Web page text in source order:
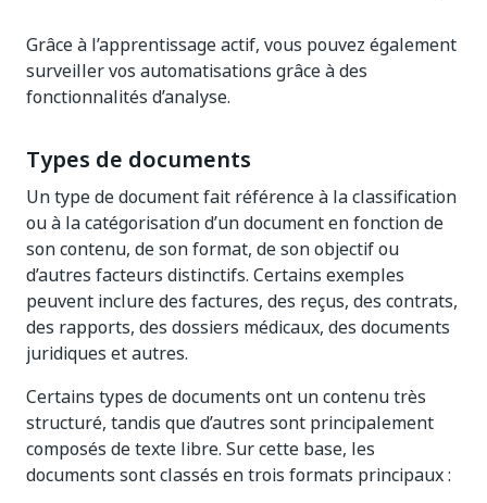
Grâce à l’apprentissage actif, vous pouvez également
surveiller vos automatisations grâce à des
fonctionnalités d’analyse.
Types de documents
Un type de document fait référence à la classification
ou à la catégorisation d’un document en fonction de
son contenu, de son format, de son objectif ou
d’autres facteurs distinctifs. Certains exemples
peuvent inclure des factures, des reçus, des contrats,
des rapports, des dossiers médicaux, des documents
juridiques et autres.
Certains types de documents ont un contenu très
structuré, tandis que d’autres sont principalement
composés de texte libre. Sur cette base, les
documents sont classés en trois formats principaux :